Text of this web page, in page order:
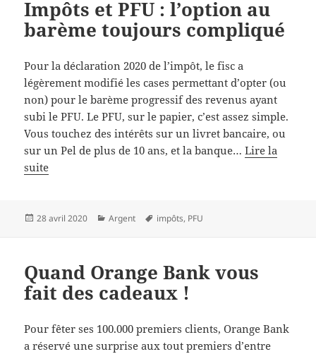
Impôts et PFU : l’option au
barème toujours compliqué
Pour la déclaration 2020 de l’impôt, le fisc a
légèrement modifié les cases permettant d’opter (ou
non) pour le barème progressif des revenus ayant
subi le PFU. Le PFU, sur le papier, c’est assez simple.
Vous touchez des intérêts sur un livret bancaire, ou
sur un Pel de plus de 10 ans, et la banque…Lire la
suite
Publié
28 avril 2020 Catégories
Argent
Mots-
impôts, PFU
Quand Orange Bank vous
fait des cadeaux !
Pour fêter ses 100.000 premiers clients, Orange Bank
a réservé une surprise aux tout premiers d’entre